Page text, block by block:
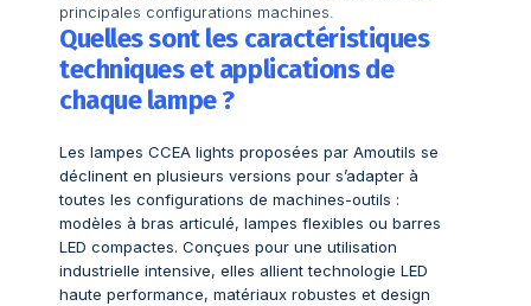
principales configurations machines.
Quelles sont les caractéristiques
techniques et applications de
chaque lampe ?
Les lampes CCEA lights proposées par Amoutils se
déclinent en plusieurs versions pour s’adapter à
toutes les configurations de machines-outils :
modèles à bras articulé, lampes flexibles ou barres
LED compactes. Conçues pour une utilisation
industrielle intensive, elles allient technologie LED
haute performance, matériaux robustes et design